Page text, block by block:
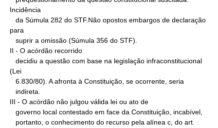
Incidência
para
II - O acórdão recorrido
(Lei
III - O acórdão não julgou válida lei ou ato de